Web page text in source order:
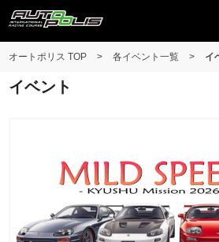
オートポリス TOP > 各イベント一覧 > イ
イベント